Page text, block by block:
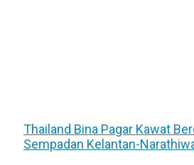
Thailand Bina Pagar Kawat
Sempadan Kelantan-